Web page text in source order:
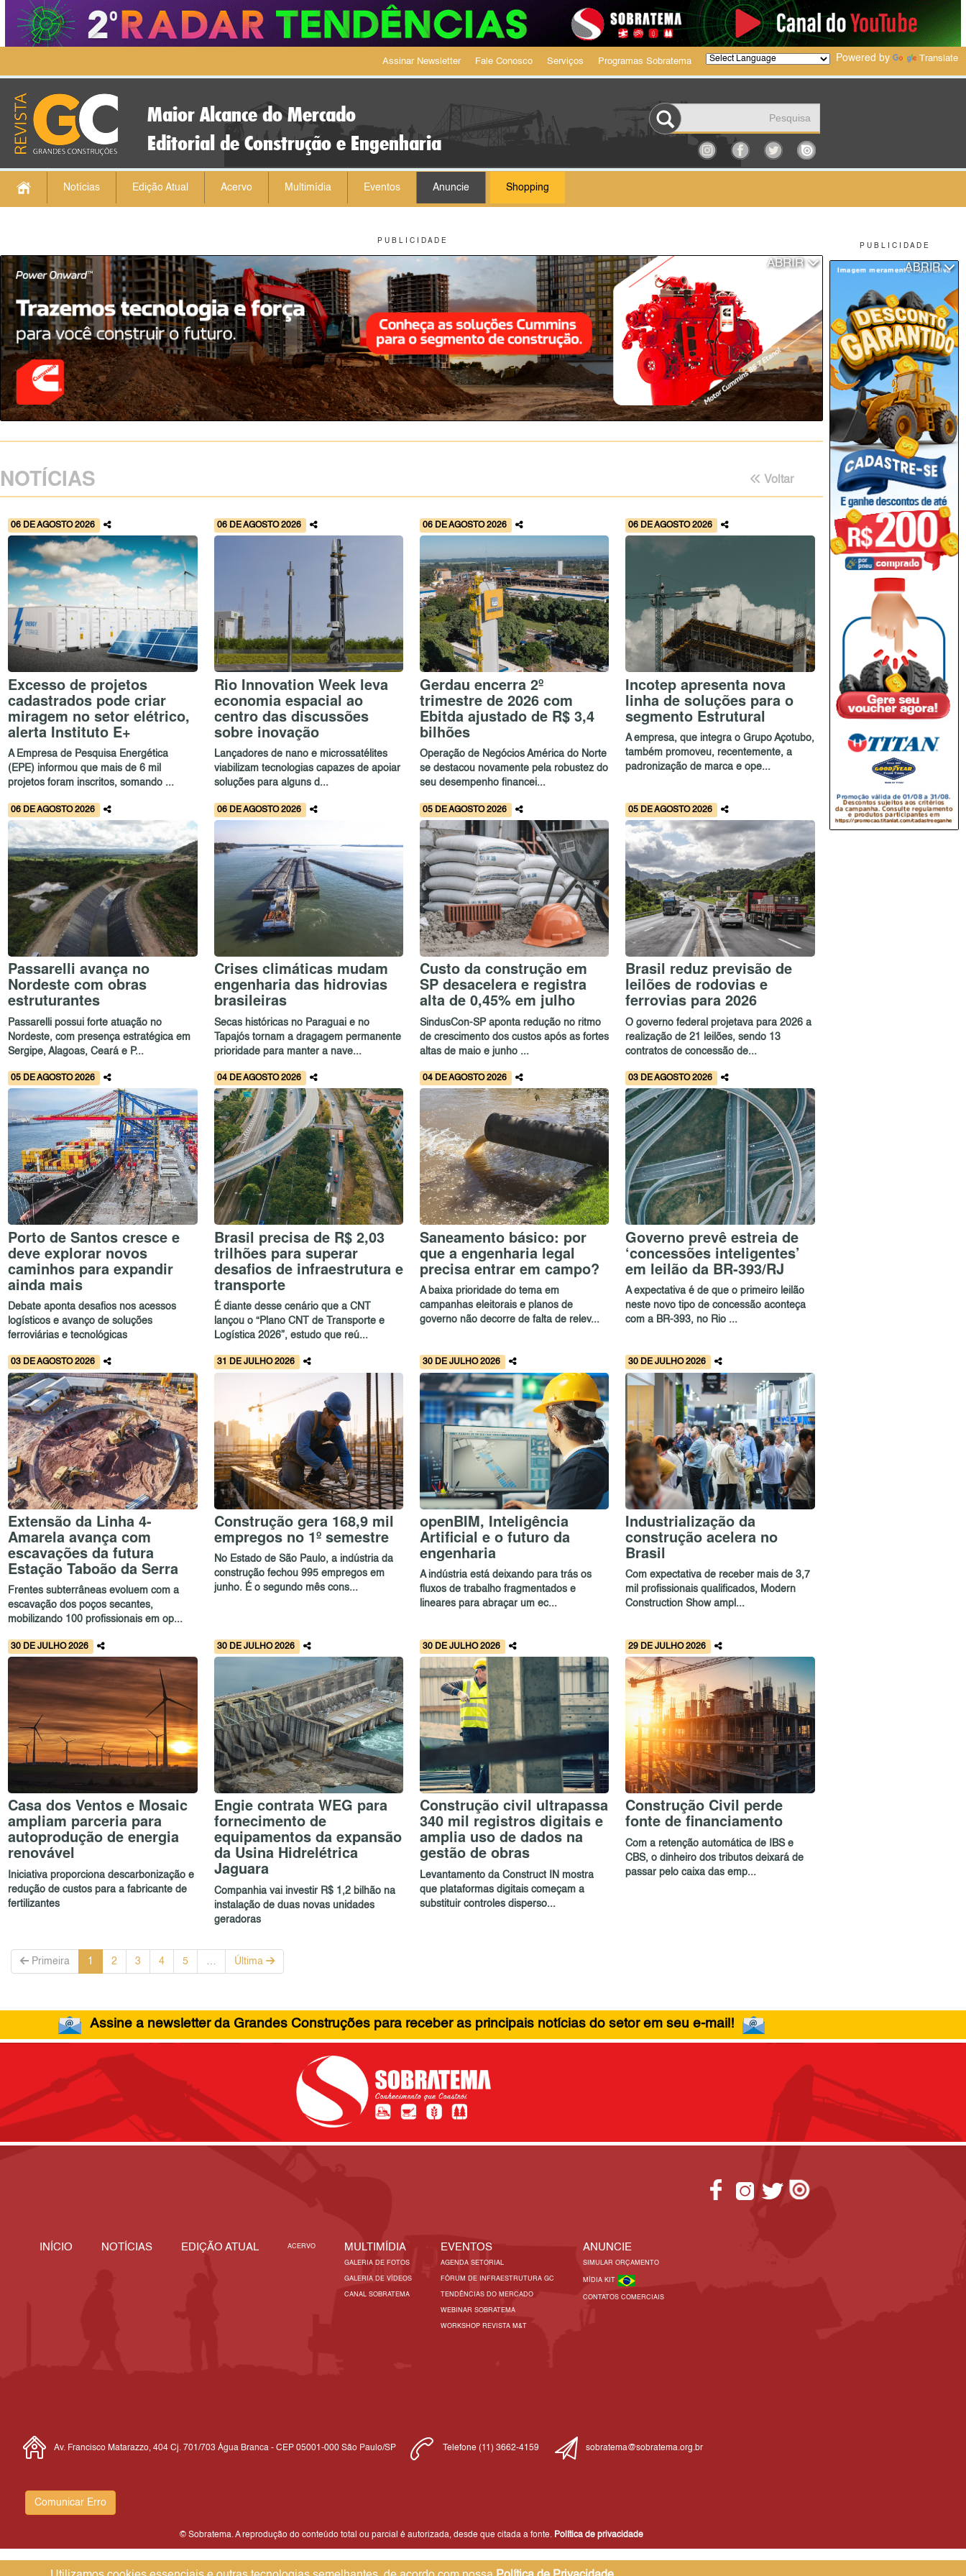
P U B L I C I D A D E
ABRIR
Assinar Newsletter Fale Conosco Serviços Programas Sobratema Powered by Translate
Maior Alcance do Mercado
Editorial de Construção e Engenharia
Notícias Edição Atual Acervo Multimídia Eventos Anuncie Shopping
P U B L I C I D A D E
ABRIR
NOTÍCIAS Voltar
06 DE AGOSTO 2026
Excesso de projetos
cadastrados pode criar
miragem no setor elétrico,
alerta Instituto E+
A Empresa de Pesquisa Energética
(EPE) informou que mais de 6 mil
projetos foram inscritos, somando ...
06 DE AGOSTO 2026
Rio Innovation Week leva
economia espacial ao
centro das discussões
sobre inovação
Lançadores de nano e microssatélites
viabilizam tecnologias capazes de apoiar
soluções para alguns d...
06 DE AGOSTO 2026
Gerdau encerra 2º
trimestre de 2026 com
Ebitda ajustado de R$ 3,4
bilhões
Operação de Negócios América do Norte
se destacou novamente pela robustez do
seu desempenho financei...
06 DE AGOSTO 2026
Incotep apresenta nova
linha de soluções para o
segmento Estrutural
A empresa, que integra o Grupo Açotubo,
também promoveu, recentemente, a
padronização de marca e ope...
06 DE AGOSTO 2026
Passarelli avança no
Nordeste com obras
estruturantes
Passarelli possui forte atuação no
Nordeste, com presença estratégica em
Sergipe, Alagoas, Ceará e P...
06 DE AGOSTO 2026
Crises climáticas mudam
engenharia das hidrovias
brasileiras
Secas históricas no Paraguai e no
Tapajós tornam a dragagem permanente
prioridade para manter a nave...
05 DE AGOSTO 2026
Custo da construção em
SP desacelera e registra
alta de 0,45% em julho
SindusCon-SP aponta redução no ritmo
de crescimento dos custos após as fortes
altas de maio e junho ...
05 DE AGOSTO 2026
Brasil reduz previsão de
leilões de rodovias e
ferrovias para 2026
O governo federal projetava para 2026 a
realização de 21 leilões, sendo 13
contratos de concessão de...
05 DE AGOSTO 2026
Porto de Santos cresce e
deve explorar novos
caminhos para expandir
ainda mais
Debate aponta desafios nos acessos
logísticos e avanço de soluções
ferroviárias e tecnológicas
04 DE AGOSTO 2026
Brasil precisa de R$ 2,03
trilhões para superar
desafios de infraestrutura e
transporte
É diante desse cenário que a CNT
lançou o “Plano CNT de Transporte e
Logística 2026”, estudo que reú...
04 DE AGOSTO 2026
Saneamento básico: por
que a engenharia legal
precisa entrar em campo?
A baixa prioridade do tema em
campanhas eleitorais e planos de
governo não decorre de falta de relev...
03 DE AGOSTO 2026
Governo prevê estreia de
‘concessões inteligentes’
em leilão da BR-393/RJ
A expectativa é de que o primeiro leilão
neste novo tipo de concessão aconteça
com a BR-393, no Rio ...
03 DE AGOSTO 2026
Extensão da Linha 4-
Amarela avança com
escavações da futura
Estação Taboão da Serra
Frentes subterrâneas evoluem com a
escavação dos poços secantes,
mobilizando 100 profissionais em op...
31 DE JULHO 2026
Construção gera 168,9 mil
empregos no 1º semestre
No Estado de São Paulo, a indústria da
construção fechou 995 empregos em
junho. É o segundo mês cons...
30 DE JULHO 2026
openBIM, Inteligência
Artificial e o futuro da
engenharia
A indústria está deixando para trás os
fluxos de trabalho fragmentados e
lineares para abraçar um ec...
30 DE JULHO 2026
Industrialização da
construção acelera no
Brasil
Com expectativa de receber mais de 3,7
mil profissionais qualificados, Modern
Construction Show ampl...
30 DE JULHO 2026
Casa dos Ventos e Mosaic
ampliam parceria para
autoprodução de energia
renovável
Iniciativa proporciona descarbonização e
redução de custos para a fabricante de
fertilizantes
30 DE JULHO 2026
Engie contrata WEG para
fornecimento de
equipamentos da expansão
da Usina Hidrelétrica
Jaguara
Companhia vai investir R$ 1,2 bilhão na
instalação de duas novas unidades
geradoras
30 DE JULHO 2026
Construção civil ultrapassa
340 mil registros digitais e
amplia uso de dados na
gestão de obras
Levantamento da Construct IN mostra
que plataformas digitais começam a
substituir controles disperso...
29 DE JULHO 2026
Construção Civil perde
fonte de financiamento
Com a retenção automática de IBS e
CBS, o dinheiro dos tributos deixará de
passar pelo caixa das emp...
Primeira 1 2 3 4 5 Última
Assine a newsletter da Grandes Construções para receber as principais notícias do setor em seu e-mail!
INÍCIO NOTÍCIAS EDIÇÃO ATUAL ACERVO MULTIMÍDIA
GALERIA DE FOTOS
GALERIA DE VÍDEOS
CANAL SOBRATEMA
EVENTOS
AGENDA SETORIAL
FÓRUM DE INFRAESTRUTURA GC
TENDÊNCIAS DO MERCADO
WEBINAR SOBRATEMA
WORKSHOP REVISTA M&T
ANUNCIE
SIMULAR ORÇAMENTO
MÍDIA KIT
CONTATOS COMERCIAIS
Av. Francisco Matarazzo, 404 Cj. 701/703 Água Branca - CEP 05001-000 São Paulo/SP Telefone (11) 3662-4159 sobratema@sobratema.org.br
Comunicar Erro
© Sobratema. A reprodução do conteúdo total ou parcial é autorizada, desde que citada a fonte. Política de privacidade